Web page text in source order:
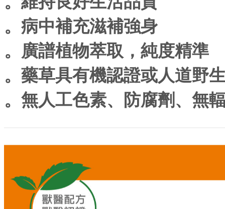
。病中補充滋補強身
。廣譜植物萃取，純度精準
。藥草具有機認證或人道野
。無人工色素、防腐劑、無